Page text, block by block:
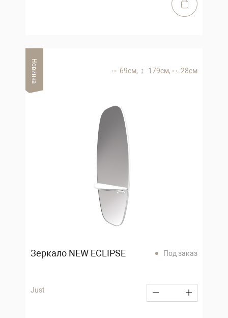
Новинка 69 см, 179 см, 28 см
Зеркало NEW ECLIPSE Под заказ
Just